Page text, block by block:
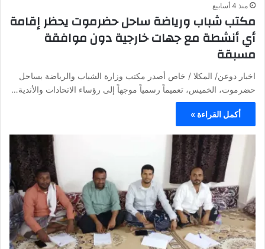
منذ 4 أسابيع
مكتب شباب ورياضة ساحل حضرموت يحظر إقامة
أي أنشطة مع جهات خارجية دون موافقة
مسبقة
اخبار دوعن/ المكلا / خاص أصدر مكتب وزارة الشباب والرياضة بساحل
حضرموت، الخميس، تعميماً رسمياً موجهاً إلى رؤساء الاتحادات والأندية…
أكمل القراءة »